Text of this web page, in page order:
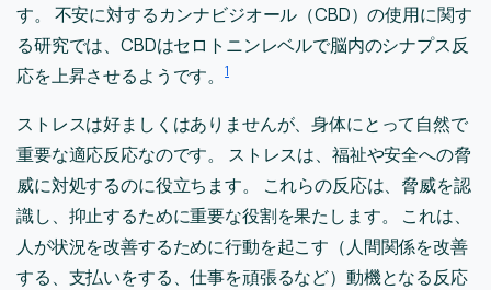
す。 不安に対するカンナビジオール（CBD）の使用に関す
る研究では、CBDはセロトニンレベルで脳内のシナプス反
応を上昇させるようです。1
ストレスは好ましくはありませんが、身体にとって自然で
重要な適応反応なのです。 ストレスは、福祉や安全への脅
威に対処するのに役立ちます。 これらの反応は、脅威を認
識し、抑止するために重要な役割を果たします。 これは、
人が状況を改善するために行動を起こす（人間関係を改善
する、支払いをする、仕事を頑張るなど）動機となる反応